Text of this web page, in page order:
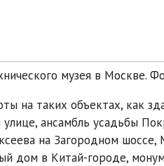
музея в Москве.
на таких объектах, как
ансамбль усадьбы
на Загородном
дом в Китай-городе,